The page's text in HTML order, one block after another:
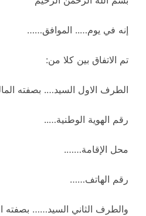
إنه في يوم….. الموافق……
تم الاتفاق بين كلا من:
الطرف الاول السيد…. بصفته
رقم الهوية الوطنية…..
محل الإقامة…….
رقم الهاتف……
والطرف الثاني السيد…… بصفته